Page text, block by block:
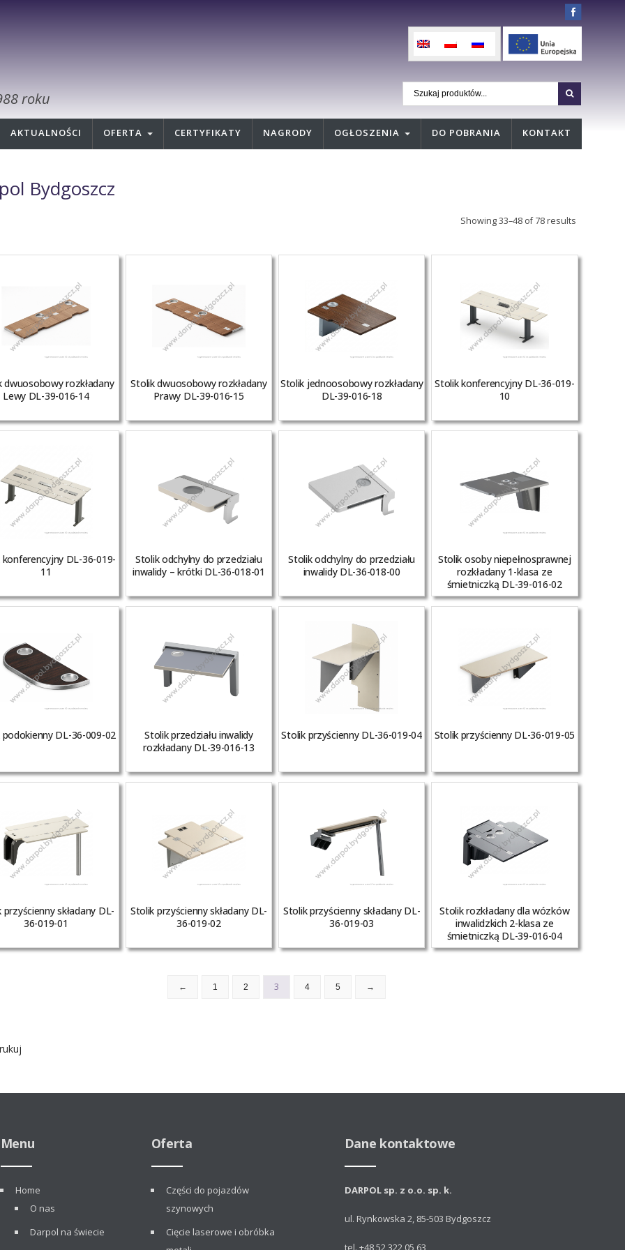
roku
AKTUALNOŚCI OFERTA CERTYFIKATY NAGRODY OGŁOSZENIA DO POBRANIA KONTAKT
Bydgoszcz
Showing 33–48 of 78 results
dwuosobowy rozkładany
Lewy DL-39-016-14
Stolik dwuosobowy rozkładany
Prawy DL-39-016-15
Stolik jednoosobowy rozkładany
DL-39-016-18
Stolik konferencyjny DL-36-019-
10
konferencyjny DL-36-019-
11
Stolik odchylny do przedziału
inwalidy – krótki DL-36-018-01
Stolik odchylny do przedziału
inwalidy DL-36-018-00
Stolik osoby niepełnosprawnej
rozkładany 1-klasa ze
śmietniczką DL-39-016-02
DL-36-009-02
Stolik przedziału inwalidy
rozkładany DL-39-016-13
Stolik przyścienny DL-36-019-04 Stolik przyścienny DL-36-019-05
przyścienny składany DL-
36-019-01
Stolik przyścienny składany DL-
36-019-02
Stolik przyścienny składany DL-
36-019-03
Stolik rozkładany dla wózków
inwalidzkich 2-klasa ze
śmietniczką DL-39-016-04
← 1 2 3 4 5 →
Menu
Home
O nas
Darpol na świecie
Oferta
Części do pojazdów
szynowych
Cięcie laserowe i obróbka
Dane kontaktowe
DARPOL sp. z o.o. sp. k.
ul. Rynkowska 2, 85-503 Bydgoszcz
tel. +48 52 322 05 63